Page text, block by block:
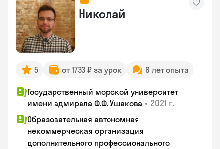
Николай
5 от 1733 ₽ за урок 6 лет опыта
Государственный морской университет
имени адмирала Ф.Ф. Ушакова • 2021 г.
Образовательная автономная
некоммерческая организация
дополнительного профессионального